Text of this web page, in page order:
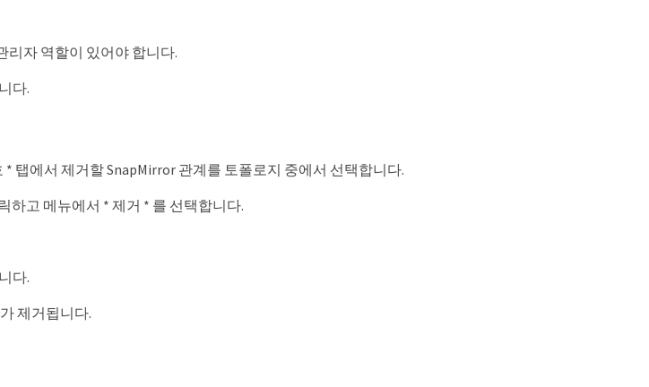
리자 역할이 있어야 합니다.
다.
탭에서 제거할 SnapMirror 관계를 토폴로지 중에서 선택합니다.
하고 메뉴에서 * 제거 * 를 선택합니다.
다.
제거됩니다.